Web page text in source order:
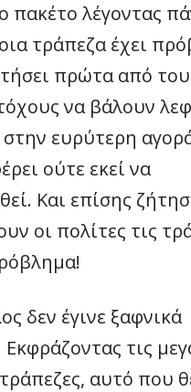
πακέτο λέγοντας
τράπεζα έχει
πρώτα από
να βάλουν
ευρύτερη
ούτε εκεί να
Και επίσης
οι πολίτες τις
δεν έγινε ξαφνικά
τις
αυτό που